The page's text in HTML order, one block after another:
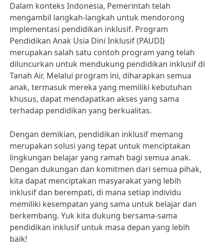
Dalam konteks Indonesia, Pemerintah telah
mengambil langkah-langkah untuk mendorong
implementasi pendidikan inklusif. Program
Pendidikan Anak Usia Dini Inklusif (PAUDI)
merupakan salah satu contoh program yang telah
diluncurkan untuk mendukung pendidikan inklusif di
Tanah Air. Melalui program ini, diharapkan semua
anak, termasuk mereka yang memiliki kebutuhan
khusus, dapat mendapatkan akses yang sama
terhadap pendidikan yang berkualitas.
Dengan demikian, pendidikan inklusif memang
merupakan solusi yang tepat untuk menciptakan
lingkungan belajar yang ramah bagi semua anak.
Dengan dukungan dan komitmen dari semua pihak,
kita dapat menciptakan masyarakat yang lebih
inklusif dan berempati, di mana setiap individu
memiliki kesempatan yang sama untuk belajar dan
berkembang. Yuk kita dukung bersama-sama
pendidikan inklusif untuk masa depan yang lebih
baik!